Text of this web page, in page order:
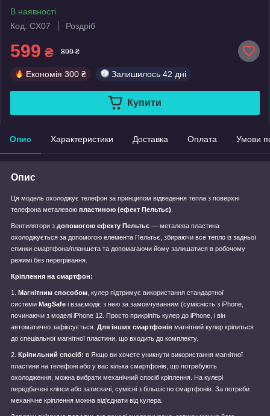
В наявності
Код: CX07
Роздріб
599 ₴ 899 ₴
Економія 300 ₴ Залишилось 42 дні
Купити
Опис Характеристики Доставка Оплата Умови
Опис
Ця модель охолоджує телефон за принципом відведення тепла з поверхні
телефона металевою пластиною (ефект Пельтьє)
Вентилятори з допомогою ефекту Пельтьє — металева пластина
охолоджується за допомогою елемента Пельтьє, збираючи все тепло із задньої
спинки смартфона/планшета та допомагаючи йому залишатися в робочому
режимі без перегрівання.
Кріплення на смартфон:
1. Магнітним способом , кулер підтримує використання стандартної
системи MagSafe і взаємодіє з нею за замовчуванням (сумісність з iPhone,
починаючи з моделі iPhone 12. Просто прикріпіть кулер до iPhone, і він
автоматично зафіксується. Для інших смартфонів магнітний кулер кріпиться
до спеціальної магнітної пластини, що входить до комплекту.
2. Кріпильний спосіб: в Якщо ви хочете уникнути використання магнітної
пластини на телефоні або у вас кілька смартфонів, що потребують
охолодження, можна вибрати механічний спосіб кріплення. На кулері
передбачені кліпси або затискачі, сумісні з більшістю смартфонів. За потреби
механічне кріплення можна від'єднати від кулера.